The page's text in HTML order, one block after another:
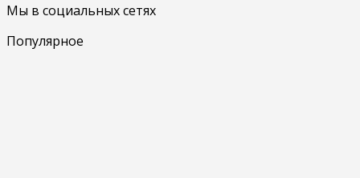
Мы в социальных сетях
Популярное